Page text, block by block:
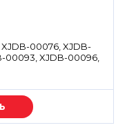
00076, XJDB-
00093, XJDB-00096,
00138, XJDB-
XJDB-00221